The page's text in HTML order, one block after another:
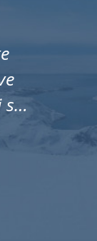
ski
is